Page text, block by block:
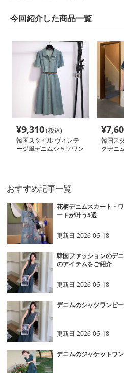
今回紹介した商品一覧
¥9,310(税込)
韓国スタイル ヴィンテ
ージ風デニムシャツワン
¥
韓国ス
クデニ
おすすめ記事一覧
花柄デニムスカート・
ートが叶う5選
更新日2026-06-18
韓国ファッションのデ
のアイテムをご紹介
更新日2026-06-18
デニムのシャツワンピ
更新日2026-06-18
デニムのジャケットワ